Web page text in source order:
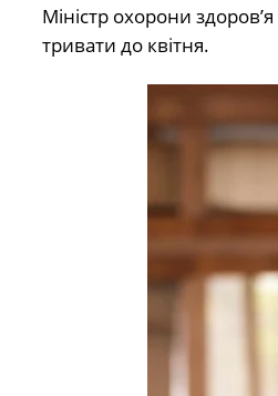
Міністр охорони здоров’я
тривати до квітня.